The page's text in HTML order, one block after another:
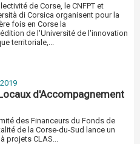
de Corse, le CNFPT et
di Corsica organisent pour la
fois en Corse la
de l'Université de l'innovation
territoriale,...
d'Accompagnement
des Financeurs du Fonds de
de la Corse-du-Sud lance un
projets CLAS...